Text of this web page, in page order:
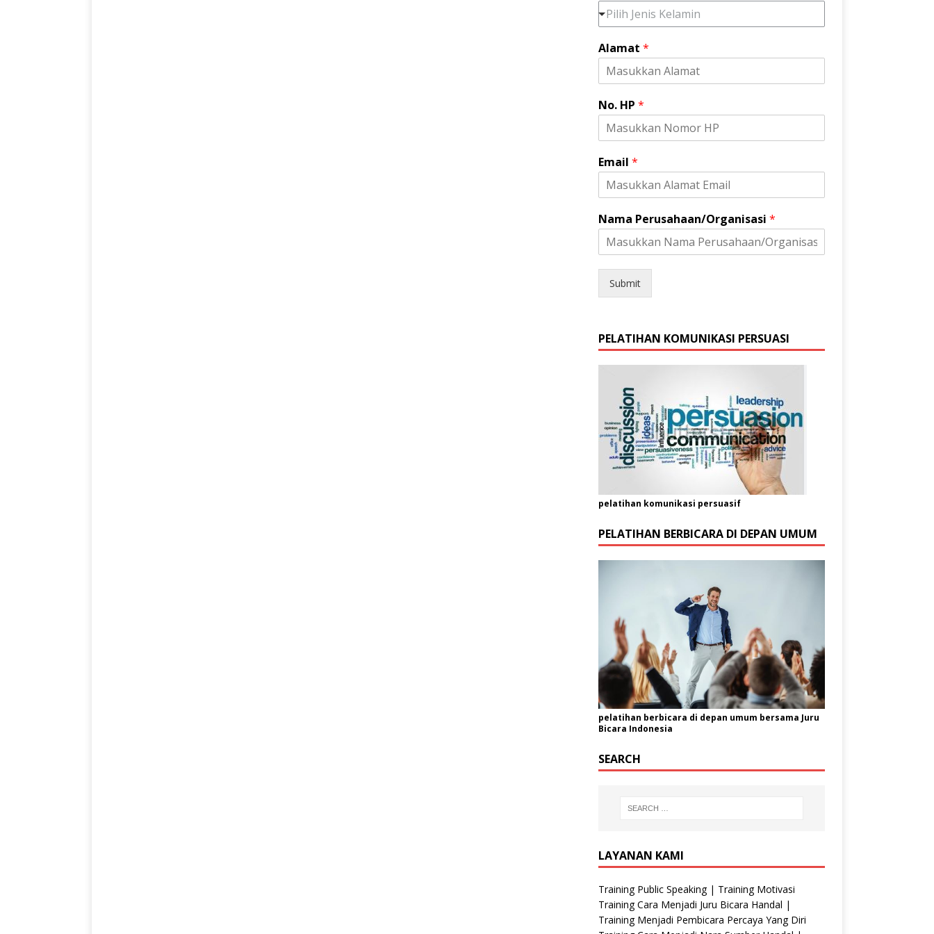
m
i
Pilih Jenis Kelamin
Alamat *
No. HP *
Email *
Nama Perusahaan/Organisasi *
Submit
PELATIHAN KOMUNIKASI PERSUASI
pelatihan komunikasi persuasif
PELATIHAN BERBICARA DI DEPAN UMUM
pelatihan berbicara di depan umum bersama Juru
Bicara Indonesia
SEARCH
LAYANAN KAMI
Training Public Speaking | Training Motivasi
Training Cara Menjadi Juru Bicara Handal |
Training Menjadi Pembicara Percaya Yang Diri